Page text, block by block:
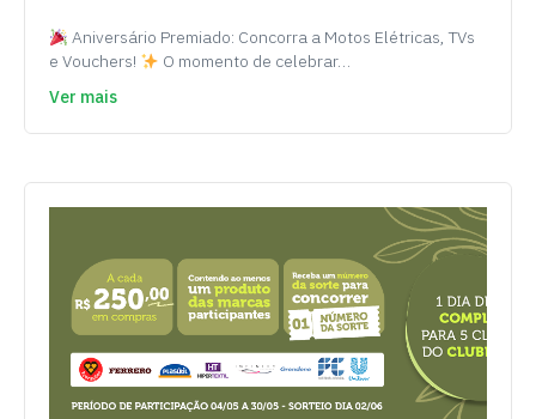
Aniversário Premiado: Concorra a Motos Elétricas, TVs
e Vouchers!
O momento de celebrar…
Ver mais